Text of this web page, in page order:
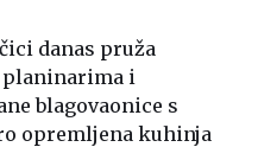
danas pruža
i
blagovaonice s
opremljena kuhinja